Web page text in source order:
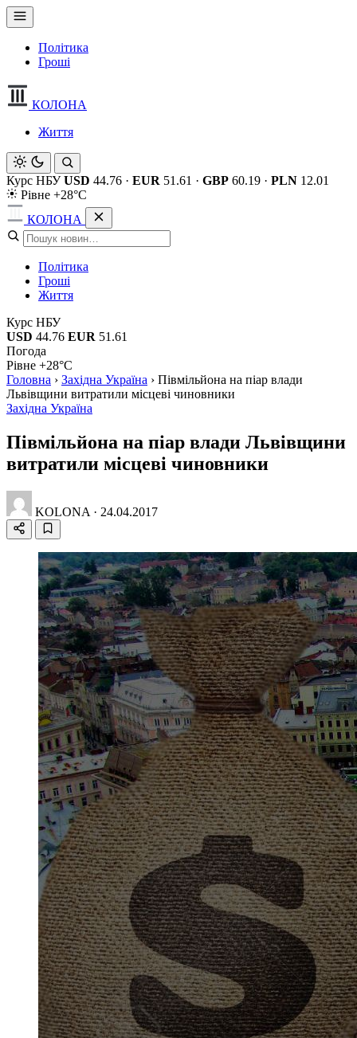
Політика
Гроші
КОЛОНА
Життя
Курс НБУ USD 44.76 · EUR 51.61 · GBP 60.19 · PLN 12.01
Рівне +28°C
КОЛОНА
Політика
Гроші
Життя
Курс НБУ
USD 44.76 EUR 51.61
Погода
Рівне +28°C
Головна › Західна Україна › Півмільйона на піар влади
Львівщини витратили місцеві чиновники
Західна Україна
Півмільйона на піар влади Львівщини
витратили місцеві чиновники
KOLONA · 24.04.2017